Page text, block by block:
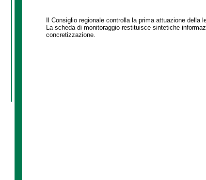
Il Consiglio regionale controlla la prima attuazione della
La scheda di monitoraggio restituisce sintetiche
concretizzazione.